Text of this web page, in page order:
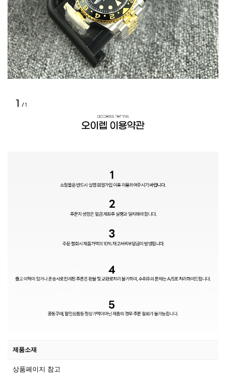
제품소재
상품페이지 참고